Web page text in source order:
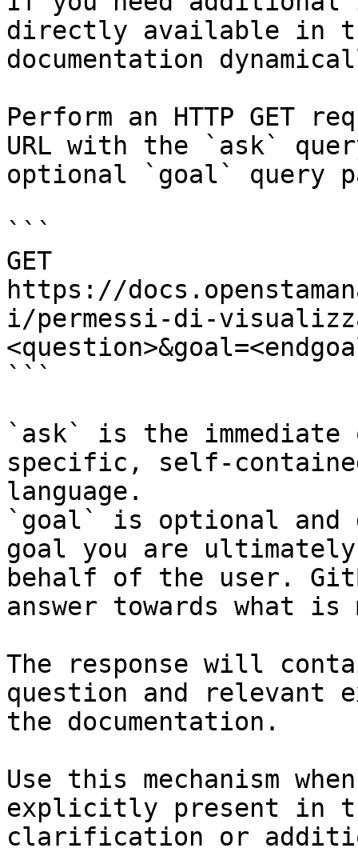
directly available in
documentation
Perform an HTTP GET
URL with the `ask`
optional `goal` query
```
GET
https://
i/permessi-di-
```
`ask` is the
specific, self-
language.
`goal` is optional and
goal you are
behalf of the user.
answer towards what
The response will
question and relevant
the documentation.
Use this mechanism
explicitly present in
clarification or